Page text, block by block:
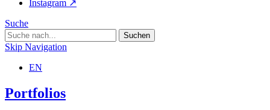
Instagram ↗︎
Suche
Skip Navigation
EN
Portfolios